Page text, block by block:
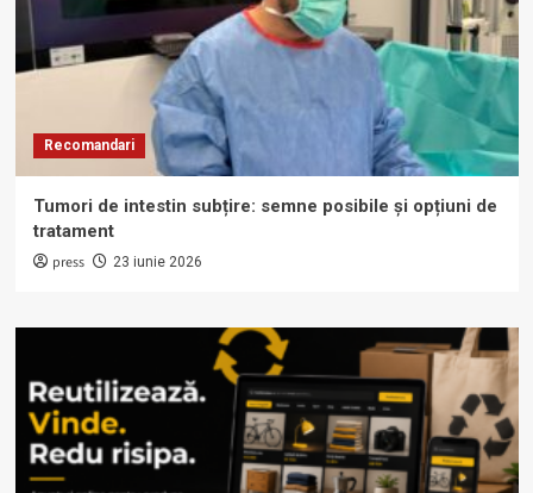
Recomandari
Tumori de intestin subțire: semne posibile și opțiuni de
tratament
press 23 iunie 2026